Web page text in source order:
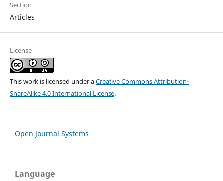
Section
Articles
License
This work is licensed under aCreative Commons Attribution-
ShareAlike 4.0 International License.
Open Journal Systems
Language